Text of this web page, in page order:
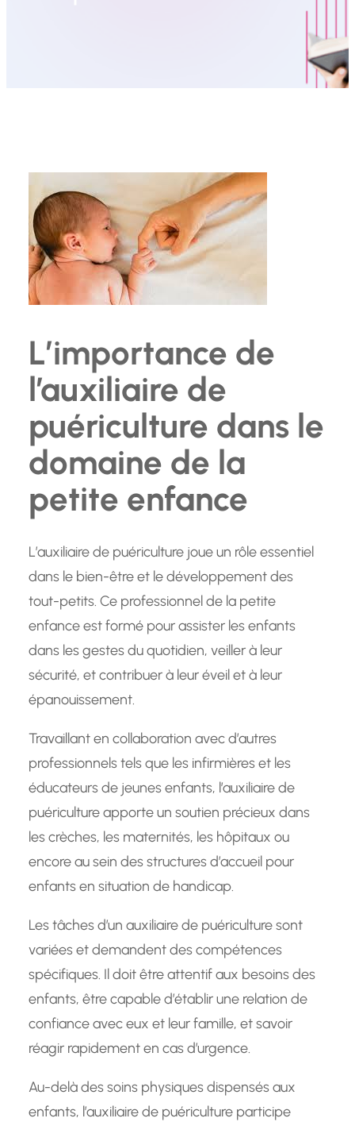
L’importance de
l’auxiliaire de
puériculture dans le
domaine de la
petite enfance
L’auxiliaire de puériculture joue un rôle essentiel
dans le bien-être et le développement des
tout-petits. Ce professionnel de la petite
enfance est formé pour assister les enfants
dans les gestes du quotidien, veiller à leur
sécurité, et contribuer à leur éveil et à leur
épanouissement.
Travaillant en collaboration avec d’autres
professionnels tels que les infirmières et les
éducateurs de jeunes enfants, l’auxiliaire de
puériculture apporte un soutien précieux dans
les crèches, les maternités, les hôpitaux ou
encore au sein des structures d’accueil pour
enfants en situation de handicap.
Les tâches d’un auxiliaire de puériculture sont
variées et demandent des compétences
spécifiques. Il doit être attentif aux besoins des
enfants, être capable d’établir une relation de
confiance avec eux et leur famille, et savoir
réagir rapidement en cas d’urgence.
Au-delà des soins physiques dispensés aux
enfants, l’auxiliaire de puériculture participe